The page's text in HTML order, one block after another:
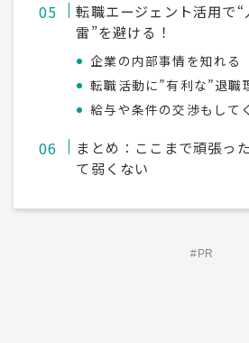
転職エージェント活用で
雷”を避ける！
企業の内部事情を知れる
転職活動に”有利な”退職
給与や条件の交渉もして
まとめ：ここまで頑張っ
て弱くない
#PR